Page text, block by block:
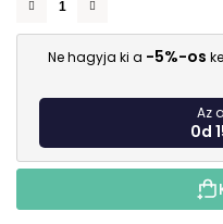
Ne hagyja ki a -5%-os
Az
0d